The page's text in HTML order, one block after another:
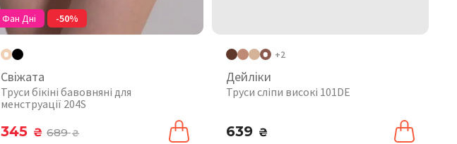
Фан Дні -50%
Свіжата
Труси бікіні бавовняні для
менструації 204S
345 ₴ 689₴
+2
Дейліки
Труси сліпи високі 101DE
639 ₴